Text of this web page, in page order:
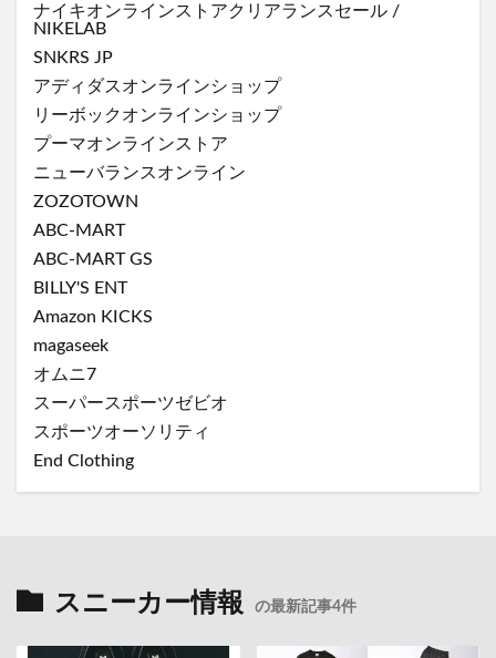
ナイキオンラインストアクリアランスセール /
NIKELAB
SNKRS JP
アディダスオンラインショップ
リーボックオンラインショップ
プーマオンラインストア
ニューバランスオンライン
ZOZOTOWN
ABC-MART
ABC-MART GS
BILLY'S ENT
Amazon KICKS
magaseek
オムニ7
スーパースポーツゼビオ
スポーツオーソリティ
End Clothing
スニーカー情報 の最新記事4件